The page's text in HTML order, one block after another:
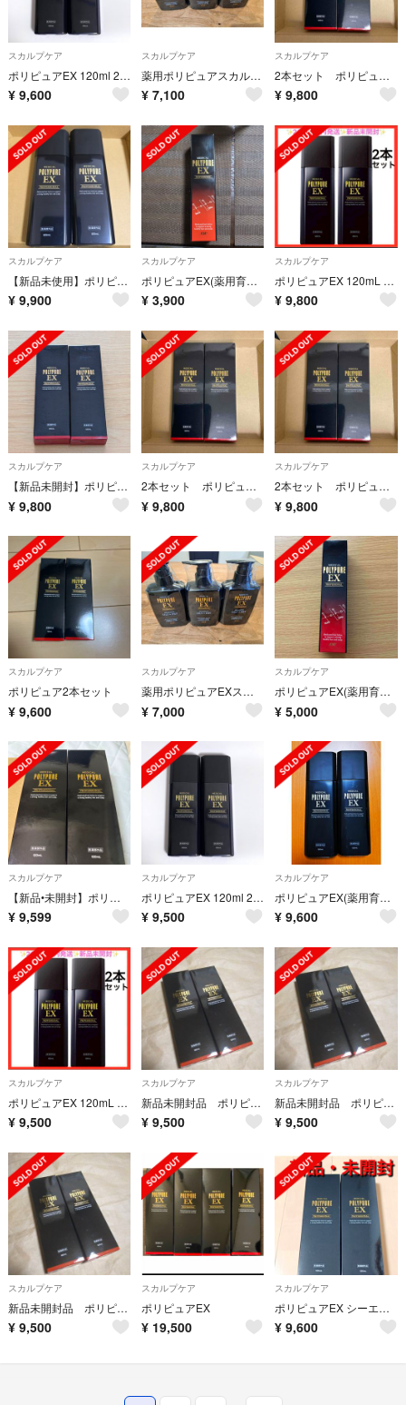
スカルプケア
ポリピュアEX 120ml 2本セット 育毛 頭皮ケア
¥ 9,600
スカルプケア
薬用ポリピュアスカルプシャンプー
¥ 7,100
スカルプケア
2本セット ポリピュアEX(薬用育毛剤)
¥ 9,800
スカルプケア
【新品未使用】ポリピュアEX 120ml 2本
¥ 9,900
スカルプケア
ポリピュアEX(薬用育毛剤)
¥ 3,900
スカルプケア
ポリピュアEX 120mL 2本セット 新品未開封
¥ 9,800
スカルプケア
【新品未開封】ポリピュアEX 120ml x 2本
¥ 9,800
スカルプケア
2本セット ポリピュアEX(薬用育毛剤)
¥ 9,800
スカルプケア
2本セット ポリピュアEX(薬用育毛剤)
¥ 9,800
スカルプケア
ポリピュア2本セット
¥ 9,600
スカルプケア
薬用ポリピュアEXスカルプシャンプー3本セット
¥ 7,000
スカルプケア
ポリピュアEX(薬用育毛剤)
¥ 5,000
スカルプケア
【新品•未開封】ポリピュアEX シーエスシー 薬用育毛剤 120ml２本セット
¥ 9,599
スカルプケア
ポリピュアEX 120ml 2本セット 育毛 頭皮ケア
¥ 9,500
スカルプケア
ポリピュアEX(薬用育毛剤)2本 外箱無し
¥ 9,600
スカルプケア
ポリピュアEX 120mL 2本セット 新品未開封
¥ 9,500
スカルプケア
新品未開封品 ポリピュアEX120ml×2本
¥ 9,500
スカルプケア
新品未開封品 ポリピュアEX120ml×2本
¥ 9,500
スカルプケア
新品未開封品 ポリピュアEX120ml×2本
¥ 9,500
スカルプケア
ポリピュアEX
¥ 19,500
スカルプケア
ポリピュアEX シーエスシー 薬用育毛剤 120ml２本セット
¥ 9,600